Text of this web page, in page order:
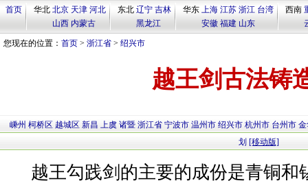
首页 华北 北京 天津 河北
山西 内蒙古
东北 辽宁 吉林
黑龙江
华东 上海 江苏 浙江 台湾
安徽 福建 山东
西南
您现在的位置： 首页 > 浙江省 > 绍兴市
越王剑古法铸
嵊州 柯桥区 越城区 新昌 上虞 诸暨 浙江省 宁波市 温州市 绍兴市 杭州市 台州市 金
划 [移动版]
越王勾践剑的主要的成份是青铜和